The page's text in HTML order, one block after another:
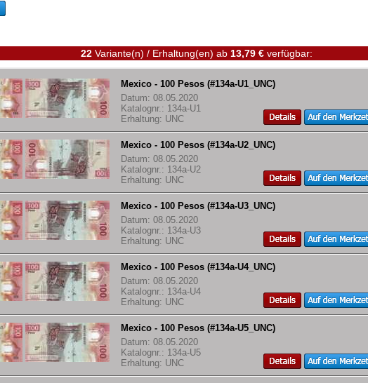
22Variante(n) / Erhaltung(en) ab 13,79 €verfügbar:
Mexico - 100 Pesos (#134a-U1_UNC)
Datum: 08.05.2020
Katalognr.: 134a-U1
Erhaltung: UNC
Mexico - 100 Pesos (#134a-U2_UNC)
Datum: 08.05.2020
Katalognr.: 134a-U2
Erhaltung: UNC
Mexico - 100 Pesos (#134a-U3_UNC)
Datum: 08.05.2020
Katalognr.: 134a-U3
Erhaltung: UNC
Mexico - 100 Pesos (#134a-U4_UNC)
Datum: 08.05.2020
Katalognr.: 134a-U4
Erhaltung: UNC
Mexico - 100 Pesos (#134a-U5_UNC)
Datum: 08.05.2020
Katalognr.: 134a-U5
Erhaltung: UNC